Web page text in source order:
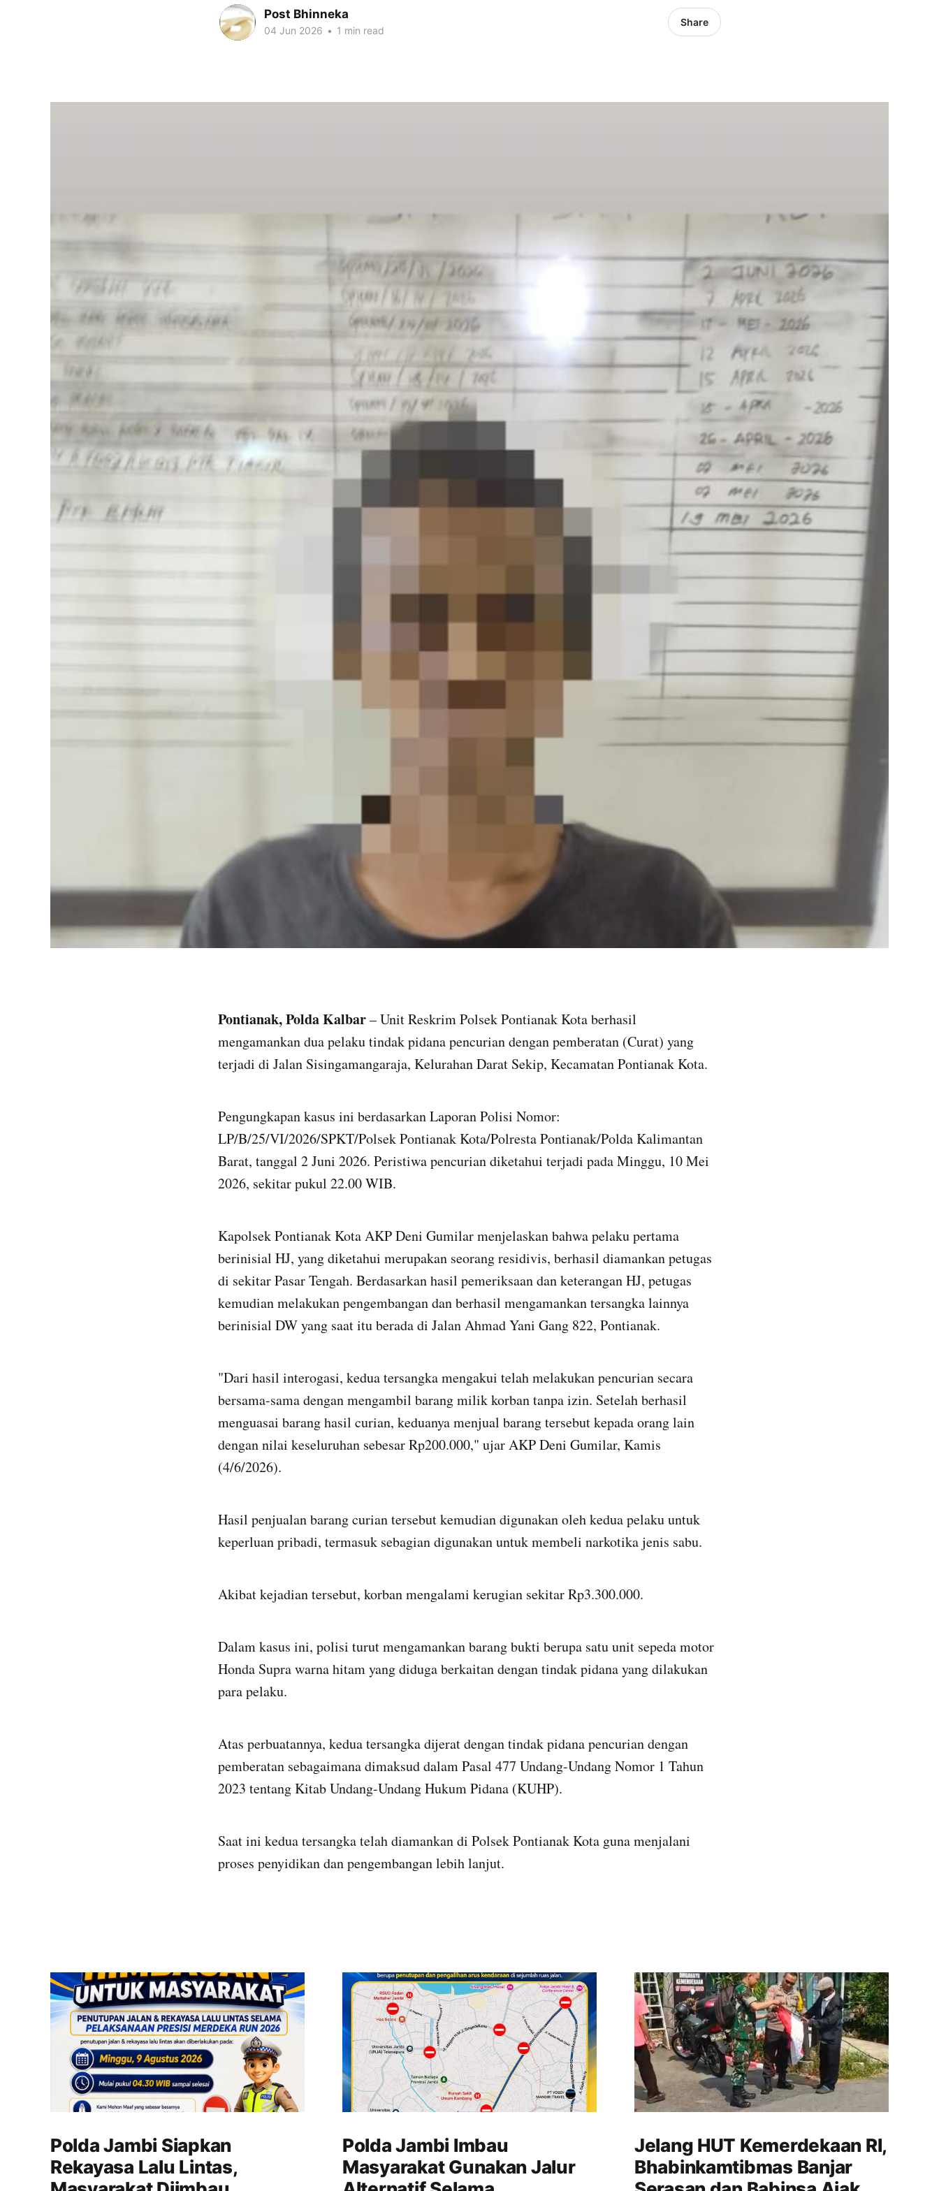
Post Bhinneka
04 Jun 2026 • 1 min read
Share
Pontianak, Polda Kalbar– Unit Reskrim Polsek Pontianak Kota berhasil
mengamankan dua pelaku tindak pidana pencurian dengan pemberatan (Curat) yang
terjadi di Jalan Sisingamangaraja, Kelurahan Darat Sekip, Kecamatan Pontianak Kota.
Pengungkapan kasus ini berdasarkan Laporan Polisi Nomor:
LP/B/25/VI/2026/SPKT/Polsek Pontianak Kota/Polresta Pontianak/Polda Kalimantan
Barat, tanggal 2 Juni 2026. Peristiwa pencurian diketahui terjadi pada Minggu, 10 Mei
2026, sekitar pukul 22.00 WIB.
Kapolsek Pontianak Kota AKP Deni Gumilar menjelaskan bahwa pelaku pertama
berinisial HJ, yang diketahui merupakan seorang residivis, berhasil diamankan petugas
di sekitar Pasar Tengah. Berdasarkan hasil pemeriksaan dan keterangan HJ, petugas
kemudian melakukan pengembangan dan berhasil mengamankan tersangka lainnya
berinisial DW yang saat itu berada di Jalan Ahmad Yani Gang 822, Pontianak.
"Dari hasil interogasi, kedua tersangka mengakui telah melakukan pencurian secara
bersama-sama dengan mengambil barang milik korban tanpa izin. Setelah berhasil
menguasai barang hasil curian, keduanya menjual barang tersebut kepada orang lain
dengan nilai keseluruhan sebesar Rp200.000," ujar AKP Deni Gumilar, Kamis
(4/6/2026).
Hasil penjualan barang curian tersebut kemudian digunakan oleh kedua pelaku untuk
keperluan pribadi, termasuk sebagian digunakan untuk membeli narkotika jenis sabu.
Akibat kejadian tersebut, korban mengalami kerugian sekitar Rp3.300.000.
Dalam kasus ini, polisi turut mengamankan barang bukti berupa satu unit sepeda motor
Honda Supra warna hitam yang diduga berkaitan dengan tindak pidana yang dilakukan
para pelaku.
Atas perbuatannya, kedua tersangka dijerat dengan tindak pidana pencurian dengan
pemberatan sebagaimana dimaksud dalam Pasal 477 Undang-Undang Nomor 1 Tahun
2023 tentang Kitab Undang-Undang Hukum Pidana (KUHP).
Saat ini kedua tersangka telah diamankan di Polsek Pontianak Kota guna menjalani
proses penyidikan dan pengembangan lebih lanjut.
Polda Jambi Siapkan
Rekayasa Lalu Lintas,
Polda Jambi Imbau
Masyarakat Gunakan Jalur
Jelang HUT Kemerdekaan RI,
Bhabinkamtibmas Banjar